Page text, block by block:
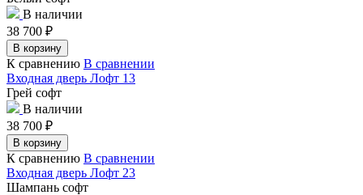
В наличии
38 700 ₽
В корзину
К сравнению В сравнении
Входная дверь Лофт 13
Грей софт
В наличии
38 700 ₽
В корзину
К сравнению В сравнении
Входная дверь Лофт 23
Шампань софт